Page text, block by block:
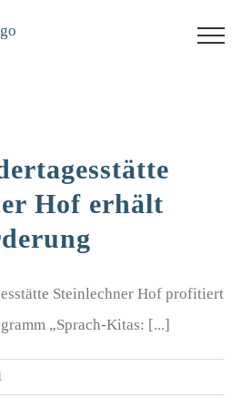
Hof erhält
Steinlechner Hof profitiert
„Sprach-Kitas: [...]